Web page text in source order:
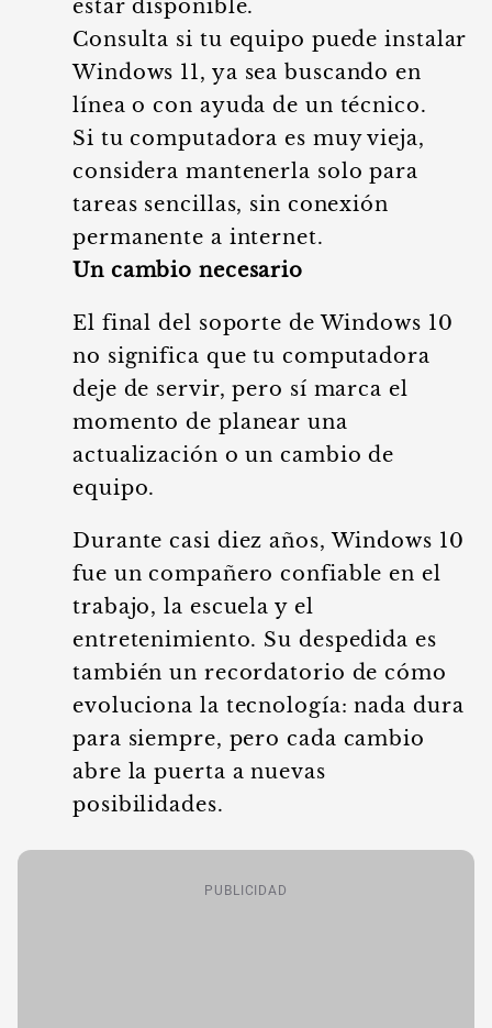
estar disponible.
Consulta si tu equipo puede instalar
Windows 11, ya sea buscando en
línea o con ayuda de un técnico.
Si tu computadora es muy vieja,
considera mantenerla solo para
tareas sencillas, sin conexión
permanente a internet.
Un cambio necesario
El final del soporte de Windows 10
no significa que tu computadora
deje de servir, pero sí marca el
momento de planear una
actualización o un cambio de
equipo.
Durante casi diez años, Windows 10
fue un compañero confiable en el
trabajo, la escuela y el
entretenimiento. Su despedida es
también un recordatorio de cómo
evoluciona la tecnología: nada dura
para siempre, pero cada cambio
abre la puerta a nuevas
posibilidades.
PUBLICIDAD